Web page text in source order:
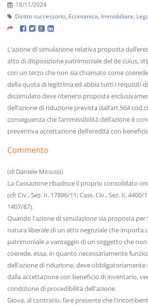
18/11/2024
Diritto successorio Economica Immobiliare
L’azione di simulazione relativa proposta
atto di disposizione patrimoniale del de cuius,
con un terzo che non sia chiamato come
della quota di legittima ed abbia tutti i requisiti
dissimulato deve ritenersi proposta
dell’azione di riduzione prevista dall’art.564
conseguenza che l’ammissibilità dell’azione è
preventiva accettazione dell’eredità con
Commento
(di Daniele Minussi)
La Cassazione ribadisce il proprio consolidato
(cfr Civ., Sez. II, 17896/11; Cass. Civ., Sez. II, 4400/
1407/87).
Quando l'azione di simulazione sia proposta per
natura liberale di un atto negoziale che importa
patrimoniale a vantaggio di un soggetto che
coerede, essa, in quanto necessariamente
dell'azione di riduzione, deve obbligatoriamente
dalla accettazione con beneficio di inventario,
condizione di procedibilità dell'azione.
Giova, al contrario, fare presente che